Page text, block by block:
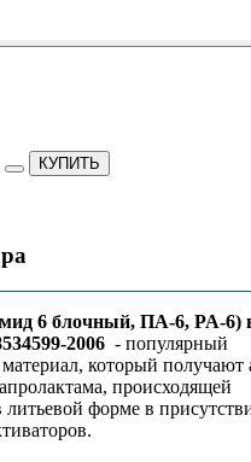
КУПИТЬ
6 блочный, ПА-6, PA-6)
2006 - популярный
который получают
происходящей
литьевой форме в